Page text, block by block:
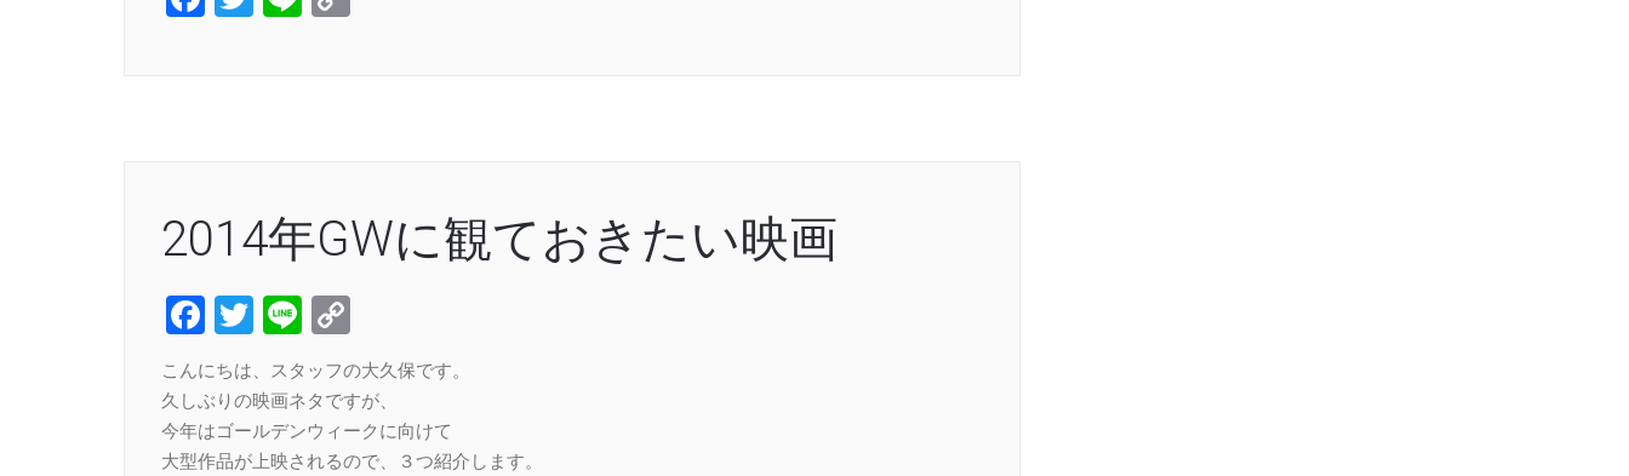
2014年GWに観ておきたい映画
Facebook
Twitter
Line
Link
こんにちは、スタッフの大久保です。
久しぶりの映画ネタですが、
今年はゴールデンウィークに向けて
大型作品が上映されるので、３つ紹介します。